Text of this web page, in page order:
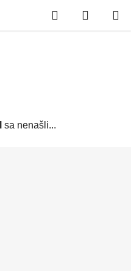
Hľadať
KOŠÍK
sa nenašli...